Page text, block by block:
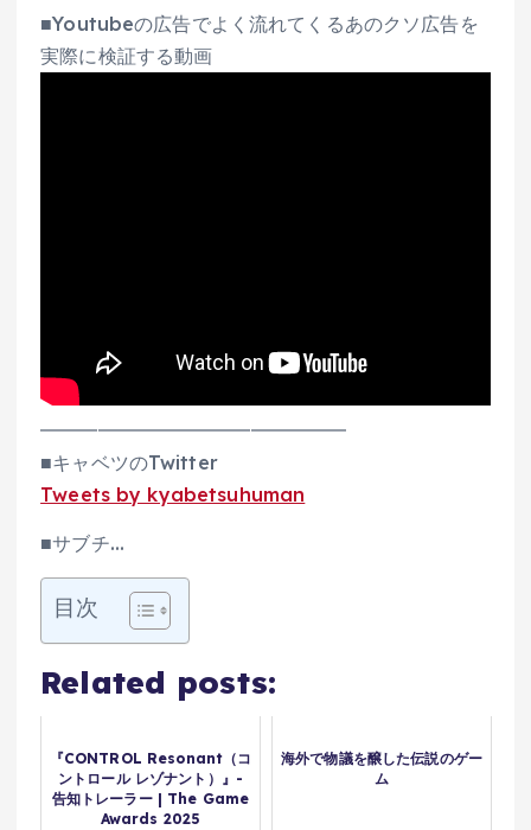
■Youtubeの広告でよく流れてくるあのクソ広告を
実際に検証する動画
━━━━━━━━━━━━━━━━
■キャベツのTwitter
Tweets by kyabetsuhuman
■サブチ…
目次
Related posts:
『CONTROL Resonant（コ
ントロール レゾナント）』-
告知トレーラー | The Game
Awards 2025
海外で物議を醸した伝説のゲー
ム